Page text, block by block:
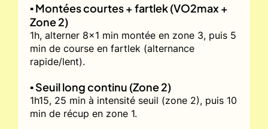
▪️ Montées courtes + fartlek (VO2max +
Zone 2)
1h, alterner 8x1 min montée en zone 3, puis 5
min de course en fartlek (alternance
rapide/lent).
▪️ Seuil long continu (Zone 2)
1h15, 25 min à intensité seuil (zone 2), puis 10
min de récup en zone 1.